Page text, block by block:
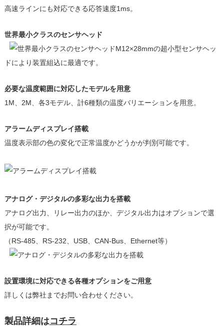
高速ラインにも対応できる応答速度1ms。
世界最小クラスのセンサヘッド
M12×28mmの超小型センサヘッ
ドにより装置組込に最適です。
必要な温度範囲に対応したモデルを用意
1M、2M、各3モデル、計6種類の温度バリエーションを用意。
アラームディスプレイ搭載
温度表示部の色の変化で正常温度かどうかが判別可能です。
アナログ・デジタルの多彩な出力を搭載
アナログ出力、リレー出力のほか、デジタル出力はオプションで選
択が可能です。
（RS-485、RS-232、USB、CAN-Bus、Ethernet等）
設置環境に対応できる各種オプションをご用意
詳しくは弊社までお問い合わせください。
製品詳細はコチラ